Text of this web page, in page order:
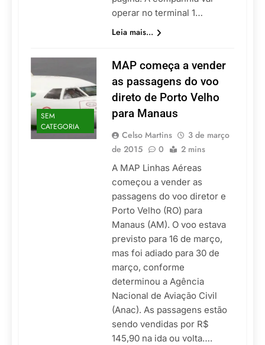
operar no terminal 1…
Leia mais...
SEM
CATEGORIA
MAP começa a vender
as passagens do voo
direto de Porto Velho
para Manaus
Celso Martins
3 de março
de 2015
0 2 mins
A MAP Linhas Aéreas
começou a vender as
passagens do voo diretor e
Porto Velho (RO) para
Manaus (AM). O voo estava
previsto para 16 de março,
mas foi adiado para 30 de
março, conforme
determinou a Agência
Nacional de Aviação Civil
(Anac). As passagens estão
sendo vendidas por R$
145,90 na ida ou volta….